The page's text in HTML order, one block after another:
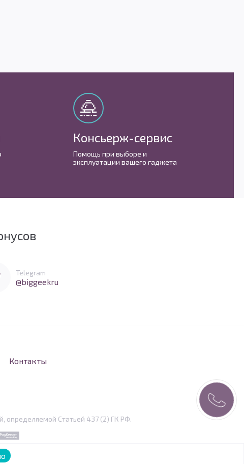
Консьерж-сервис
Помощь при выборе и
эксплуатации вашего гаджета
Telegram
@biggeekru
Контакты
определяемой Статьей 437 (2) ГК РФ.